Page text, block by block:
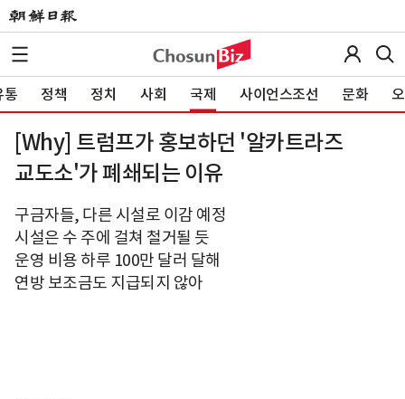
통 정책 정치 사회 국제 사이언스조선 문화
[Why] 트럼프가 홍보하던 '알카트라즈
교도소'가 폐쇄되는 이유
구금자들, 다른 시설로 이감 예정
시설은 수 주에 걸쳐 철거될 듯
운영 비용 하루 100만 달러 달해
연방 보조금도 지급되지 않아